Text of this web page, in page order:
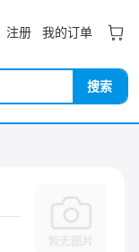
注册 我的订单
搜索